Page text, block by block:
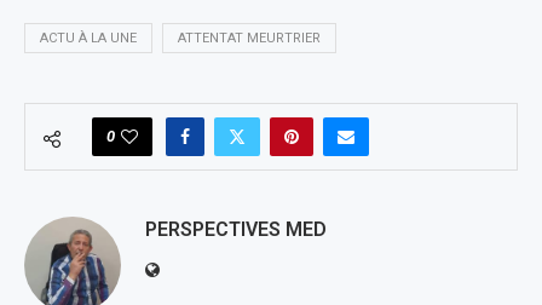
ACTU À LA UNE ATTENTAT MEURTRIER
0
PERSPECTIVES MED